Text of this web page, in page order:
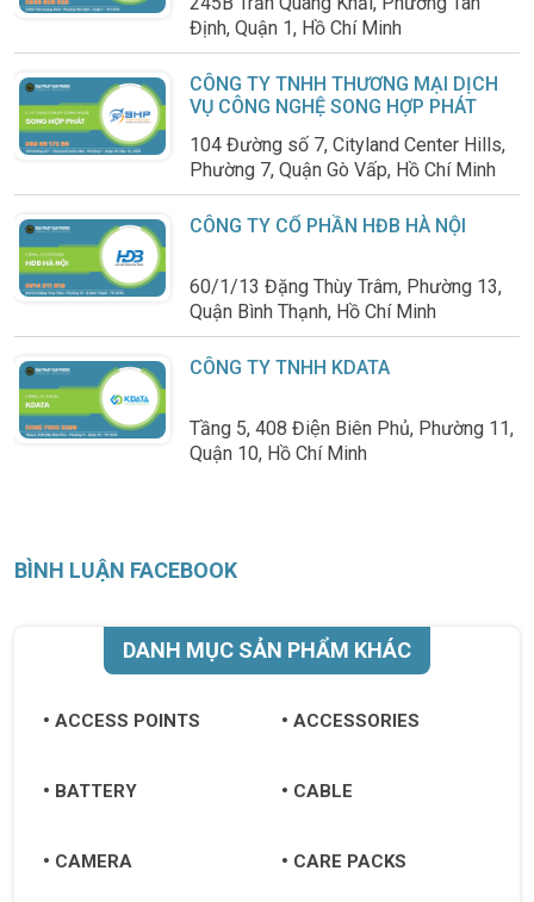
Định, Quận 1, Hồ Chí Minh
CÔNG TY TNHH THƯƠNG MẠI DỊCH
VỤ CÔNG NGHỆ SONG HỢP PHÁT
104 Đường số 7, Cityland Center Hills,
Phường 7, Quận Gò Vấp, Hồ Chí Minh
CÔNG TY CỔ PHẦN HĐB HÀ NỘI
60/1/13 Đặng Thùy Trâm, Phường 13,
Quận Bình Thạnh, Hồ Chí Minh
CÔNG TY TNHH KDATA
Tầng 5, 408 Điện Biên Phủ, Phường 11,
Quận 10, Hồ Chí Minh
BÌNH LUẬN FACEBOOK
DANH MỤC SẢN PHẨM KHÁC
ACCESS POINTS ACCESSORIES
BATTERY CABLE
CAMERA CARE PACKS